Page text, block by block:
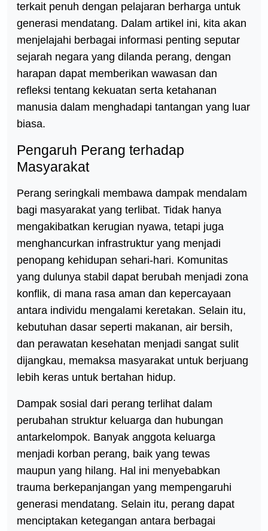
terkait penuh dengan pelajaran berharga untuk
generasi mendatang. Dalam artikel ini, kita akan
menjelajahi berbagai informasi penting seputar
sejarah negara yang dilanda perang, dengan
harapan dapat memberikan wawasan dan
refleksi tentang kekuatan serta ketahanan
manusia dalam menghadapi tantangan yang luar
biasa.
Pengaruh Perang terhadap
Masyarakat
Perang seringkali membawa dampak mendalam
bagi masyarakat yang terlibat. Tidak hanya
mengakibatkan kerugian nyawa, tetapi juga
menghancurkan infrastruktur yang menjadi
penopang kehidupan sehari-hari. Komunitas
yang dulunya stabil dapat berubah menjadi zona
konflik, di mana rasa aman dan kepercayaan
antara individu mengalami keretakan. Selain itu,
kebutuhan dasar seperti makanan, air bersih,
dan perawatan kesehatan menjadi sangat sulit
dijangkau, memaksa masyarakat untuk berjuang
lebih keras untuk bertahan hidup.
Dampak sosial dari perang terlihat dalam
perubahan struktur keluarga dan hubungan
antarkelompok. Banyak anggota keluarga
menjadi korban perang, baik yang tewas
maupun yang hilang. Hal ini menyebabkan
trauma berkepanjangan yang mempengaruhi
generasi mendatang. Selain itu, perang dapat
menciptakan ketegangan antara berbagai